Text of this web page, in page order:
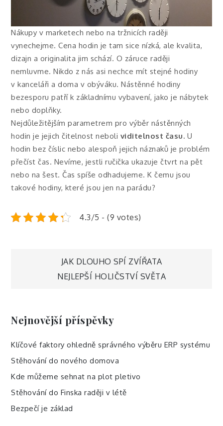
Nákupy v marketech nebo na tržnicích raději
vynechejme. Cena hodin je tam sice nízká, ale kvalita,
dizajn a originalita jim schází. O záruce raději
nemluvme. Nikdo z nás asi nechce mít stejné hodiny
v kanceláři a doma v obýváku. Nástěnné hodiny
bezesporu patří k základnímu vybavení, jako je nábytek
nebo doplňky.
Nejdůležitějším parametrem pro výběr nástěnných
hodin je jejich čitelnost neboli viditelnost času. U
hodin bez číslic nebo alespoň jejich náznaků je problém
přečíst čas. Nevíme, jestli ručička ukazuje čtvrt na pět
nebo na šest. Čas spíše odhadujeme. K čemu jsou
takové hodiny, které jsou jen na parádu?
4.3/5 - (9 votes)
Navigace
příspěvek
JAK DLOUHO SPÍ ZVÍŘATA
NEJLEPŠÍ HOLIČSTVÍ SVĚTA
Nejnovější příspěvky
Klíčové faktory ohledně správného výběru ERP systému
Stěhování do nového domova
Kde můžeme sehnat na plot pletivo
Stěhování do Finska raději v létě
Bezpečí je základ